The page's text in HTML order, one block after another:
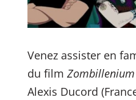
Venez assister en
du film Zombillenium
Alexis Ducord